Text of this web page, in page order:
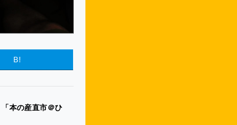
B!
本の産直市＠ひ